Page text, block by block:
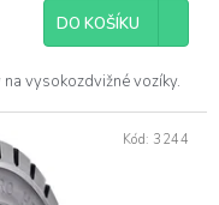
DO KOŠÍKU
vysokozdvižné vozíky.
Kód: 3244